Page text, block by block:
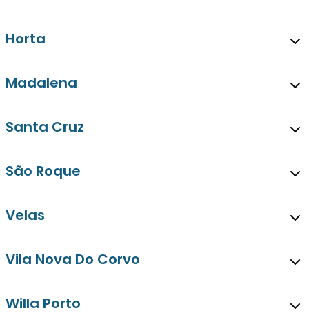
Horta
Madalena
Santa Cruz
São Roque
Velas
Vila Nova Do Corvo
Willa Porto